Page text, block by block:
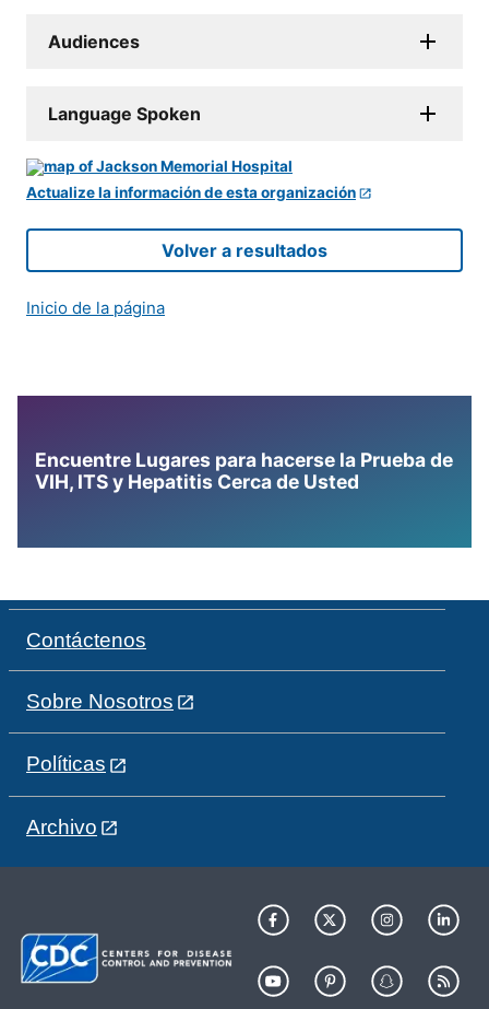
Audiences
Language Spoken
Actualize la información de esta organización
Volver a resultados
Inicio de la página
Encuentre Lugares para hacerse la Prueba de
VIH, ITS y Hepatitis Cerca de Usted
Contáctenos
Sobre Nosotros
Políticas
Archivo